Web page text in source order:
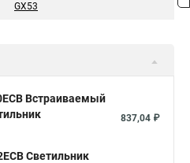
GX53
Встраиваемый
837,04 ₽
Светильник